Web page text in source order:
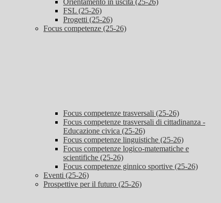
Orientamento in uscita (25-26)
FSL (25-26)
Progetti (25-26)
Focus competenze (25-26)
Focus competenze trasversali (25-26)
Focus competenze trasversali di cittadinanza -
Educazione civica (25-26)
Focus competenze linguistiche (25-26)
Focus competenze logico-matematiche e
scientifiche (25-26)
Focus competenze ginnico sportive (25-26)
Eventi (25-26)
Prospettive per il futuro (25-26)